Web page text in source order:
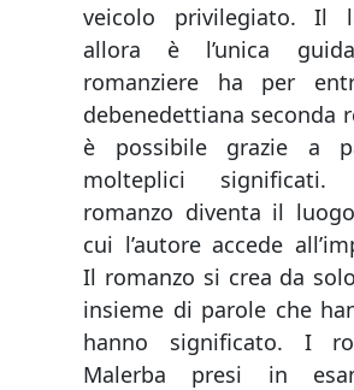
veicolo privilegiato. Il
allora è l’unica
romanziere ha per
debenedettiana seconda
è possibile grazie a
molteplici
romanzo diventa il
cui l’autore accede
Il romanzo si crea da
insieme di parole che
hanno significato. I
Malerba presi in